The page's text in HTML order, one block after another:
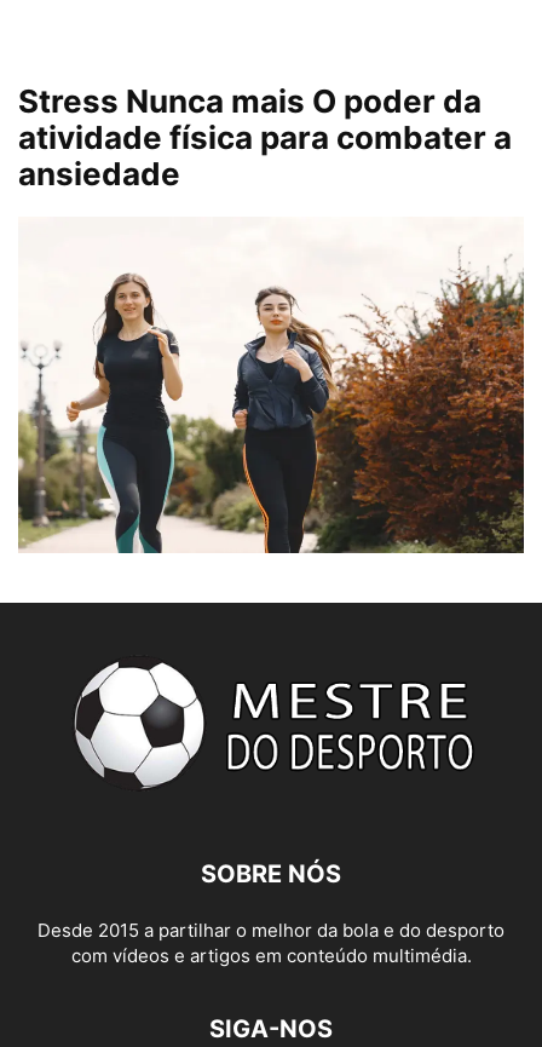
Stress Nunca mais O poder da
atividade física para combater a
ansiedade
SOBRE NÓS
Desde 2015 a partilhar o melhor da bola e do desporto
com vídeos e artigos em conteúdo multimédia.
SIGA-NOS